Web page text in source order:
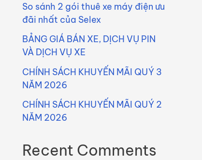
So sánh 2 gói thuê xe máy điện ưu
đãi nhất của Selex
BẢNG GIÁ BÁN XE, DỊCH VỤ PIN
VÀ DỊCH VỤ XE
CHÍNH SÁCH KHUYẾN MÃI QUÝ 3
NĂM 2026
CHÍNH SÁCH KHUYẾN MÃI QUÝ 2
NĂM 2026
Recent Comments